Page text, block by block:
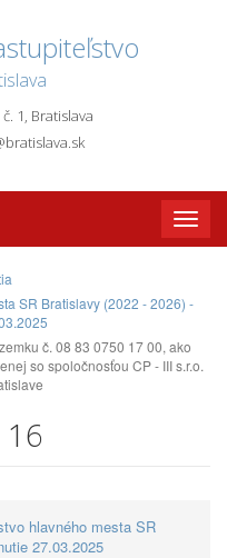
1, Bratislava
Toggle
SR Bratislavy (2022 - 2026) -
č. 08 83 0750 17 00, ako
so spoločnosťou CP - III s.r.o.
hlavného mesta SR
27.03.2025